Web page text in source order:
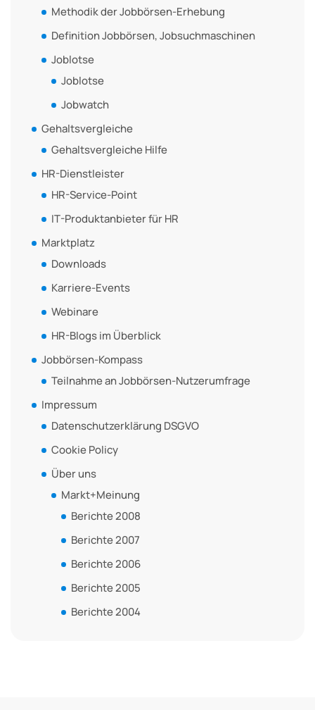
Methodik der Jobbörsen-Erhebung
Definition Jobbörsen, Jobsuchmaschinen
Joblotse
Joblotse
Jobwatch
Gehaltsvergleiche
Gehaltsvergleiche Hilfe
HR-Dienstleister
HR-Service-Point
IT-Produktanbieter für HR
Marktplatz
Downloads
Karriere-Events
Webinare
HR-Blogs im Überblick
Jobbörsen-Kompass
Teilnahme an Jobbörsen-Nutzerumfrage
Impressum
Datenschutzerklärung DSGVO
Cookie Policy
Über uns
Markt+Meinung
Berichte 2008
Berichte 2007
Berichte 2006
Berichte 2005
Berichte 2004